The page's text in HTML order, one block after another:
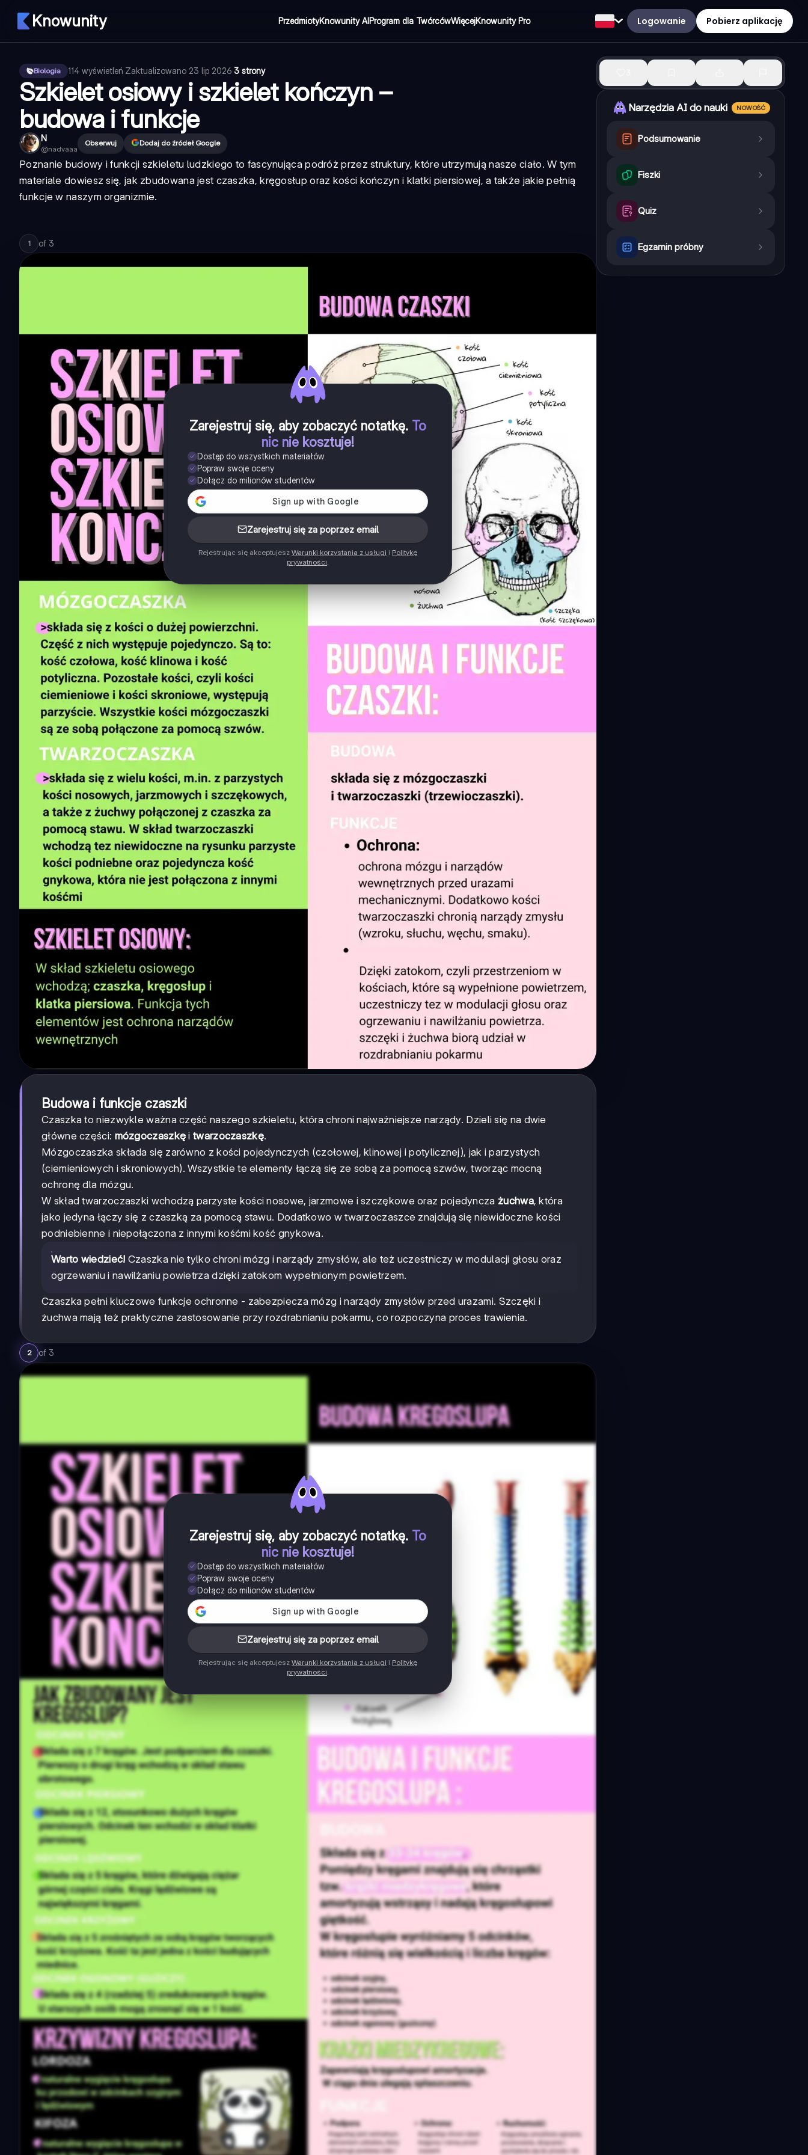
Knowunity PrzedmiotyKnowunity AIProgram dla TwórcówWięcejKnowunity Pro Logowanie Pobierz aplikację
Biologia 114 wyświetleń·Zaktualizowano 23 lip 2026·3 strony
Szkielet osiowy i szkielet kończyn –
budowa i funkcje
N
@nadvaaa
Obserwuj Dodaj do źródeł Google
Poznanie budowy i funkcji szkieletu ludzkiego to fascynująca podróż przez struktury, które utrzymują nasze ciało. W tym
materiale dowiesz się, jak zbudowana jest czaszka, kręgosłup oraz kości kończyn i klatki piersiowej, a także jakie pełnią
funkcje w naszym organizmie.
1 of 3
Zarejestruj się, aby zobaczyć notatkę. To
nic nie kosztuje!
Dostęp do wszystkich materiałów
Popraw swoje oceny
Dołącz do milionów studentów
Zarejestruj się za poprzez email
Rejestrując się akceptujesz Warunki korzystania z usługi i Politykę
prywatności.
Budowa i funkcje czaszki
Czaszka to niezwykle ważna część naszego szkieletu, która chroni najważniejsze narządy. Dzieli się na dwie
główne części: mózgoczaszkę itwarzoczaszkę.
Mózgoczaszka składa się zarówno z kości pojedynczych (czołowej, klinowej i potylicznej), jak i parzystych
(ciemieniowych i skroniowych). Wszystkie te elementy łączą się ze sobą za pomocą szwów, tworząc mocną
ochronę dla mózgu.
W skład twarzoczaszki wchodzą parzyste kości nosowe, jarzmowe i szczękowe oraz pojedyncza żuchwa, która
jako jedyna łączy się z czaszką za pomocą stawu. Dodatkowo w twarzoczaszce znajdują się niewidoczne kości
podniebienne i niepołączona z innymi kośćmi kość gnykowa.
Warto wiedzieć! Czaszka nie tylko chroni mózg i narządy zmysłów, ale też uczestniczy w modulacji głosu oraz
ogrzewaniu i nawilżaniu powietrza dzięki zatokom wypełnionym powietrzem.
Czaszka pełni kluczowe funkcje ochronne - zabezpiecza mózg i narządy zmysłów przed urazami. Szczęki i
żuchwa mają też praktyczne zastosowanie przy rozdrabnianiu pokarmu, co rozpoczyna proces trawienia.
2 of 3
Zarejestruj się, aby zobaczyć notatkę. To
nic nie kosztuje!
Dostęp do wszystkich materiałów
Popraw swoje oceny
Dołącz do milionów studentów
Zarejestruj się za poprzez email
Rejestrując się akceptujesz Warunki korzystania z usługi i Politykę
prywatności
Narzędzia AI do nauki NOWOŚĆ
Podsumowanie
Fiszki
Quiz
Egzamin próbny